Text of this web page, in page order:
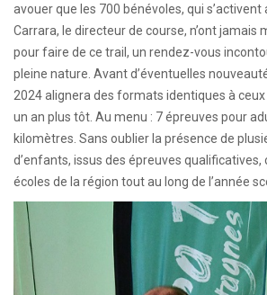
avouer que les 700 bénévoles, qui
Carrara, le directeur de course, n’ont
pour faire de ce trail, un rendez-vous
pleine nature. Avant d’éventuelles
2024 alignera des formats identiques à
un an plus tôt. Au menu : 7 épreuves pour
kilomètres. Sans oublier la présence de
d’enfants, issus des épreuves qualificatives,
écoles de la région tout au long de l’année